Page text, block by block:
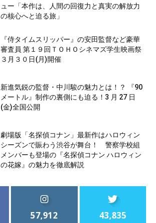
ュー「本作は、人間の回復力と真実の解放力
の核心へと迫る旅」
『侍タイムスリッパー』の安田監督など豪華
審査員 第１９回ＴＯＨＯシネマズ学生映画祭
３月３０日(月)開催
新進気鋭の監督・中川駿の魅力とは！？ 『90
メートル』制作の裏側にも迫る！3 月 27 日
(金)全国公開
劇場版「名探偵コナン」最新作はハロウィン
シーズンで賑わう渋谷が舞台！ 警察学校組
メンバーも登場の『名探偵コナン ハロウィン
の花嫁』の魅力を徹底解説
57,912 43,835